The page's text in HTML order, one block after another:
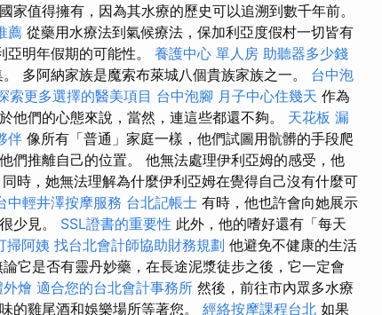
值得擁有，因為其水療的歷史可以追溯到數千年前。
薦 從藥用水療法到氣候療法，保加利亞度假村一切皆有
亞明年假期的可能性。 養護中心 單人房 助聽器多少錢
多阿納家族是魔索布萊城八個貴族家族之一。 台中泡
索更多選擇的醫美項目 台中泡腳 月子中心住幾天 作為
他們的心態來說，當然，連這些都還不夠。 天花板 漏
伴 像所有「普通」家庭一樣，他們試圖用骯髒的手段爬
們推離自己的位置。 他無法處理伊利亞姆的感受，他
同時，她無法理解為什麼伊利亞姆在覺得自己沒有什麼可
中輕井澤按摩服務 台北記帳士 有時，他也許會向她展示
少見。 SSL證書的重要性 此外，他的嗜好還有「每天
掃阿姨 找台北會計師協助財務規劃 他避免不健康的生活
它是否有靈丹妙藥，在長途泥漿徒步之後，它一定會
燴 適合您的台北會計事務所 然後，前往市內眾多水療
的雞尾酒和娛樂場所等著您。 經絡按摩課程台北 如果